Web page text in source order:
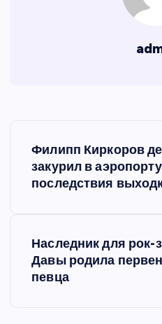
Филипп Киркоров
закурил в
последствия
Наследник для рок-
Давы родила
певца